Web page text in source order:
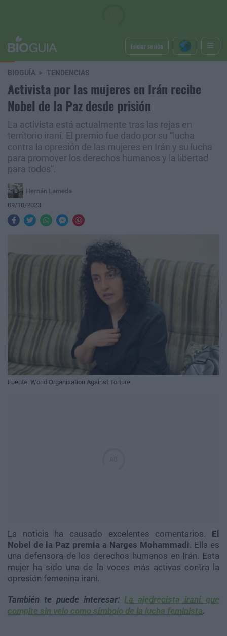
Iniciar sesión
BIOGUÍA TENDENCIAS
Activista por las mujeres en Irán recibe
Nobel de la Paz desde prisión
La activista está actualmente tras las rejas en
territorio iraní. El premio fue dado por su “lucha
contra la opresión de las mujeres en Irán y su lucha
para promover los derechos humanos y la libertad
para todos”.
Hernán Lameda
09/10/2023
Fuente: World Organisation Against Torture
La noticia ha causado excelentes comentarios. El
Nobel de la Paz premia a Narges Mohammadi. Ella es
una defensora de los derechos humanos en Irán. Esta
mujer ha sido una de la voces más activas contra la
opresión femenina iraní.
También te puede interesar:La ajedrecista iraní que
compite sin velo como símbolo de la lucha feminista.